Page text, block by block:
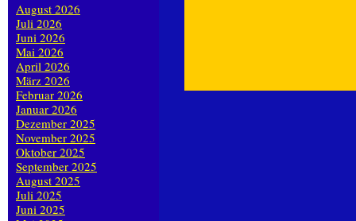
August 2026
Juli 2026
Juni 2026
Mai 2026
April 2026
März 2026
Februar 2026
Januar 2026
Dezember 2025
November 2025
Oktober 2025
September 2025
August 2025
Juli 2025
Juni 2025